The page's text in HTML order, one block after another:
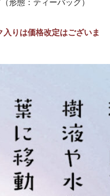
形態：ティーバッグ）
入りは価格改定はございま